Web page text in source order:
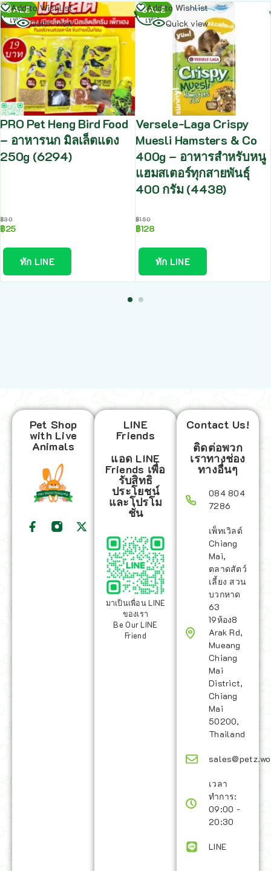
SALE
Add to Wishlist
Quick view
PRO Pet Heng Bird Food
– อาหารนก มิลเล็ตแดง
250g (6294)
฿30
฿25
ทัก LINE
อ่าน
เพิ่ม
SALE
Add to Wishlist
Quick view
Versele-Laga Crispy
Muesli Hamsters & Co
400g – อาหารสำหรับหนู
แฮมสเตอร์ทุกสายพันธุ์
400 กรัม (4438)
฿150
฿128
ทัก LINE
อ่าน
เพิ่ม
Pet Shop
with Live
Animals
LINE
Friends
แอด LINE
Friends เพื่อ
รับสิทธิ
ประโยชน์
และโปรโม
ชั่น
มาเป็นเพื่อน LINE
ของเรา
Be Our LINE
Friend
Contact Us!
ติดต่อพวก
เราทางช่อง
ทางอื่นๆ
084 804
7286
เพ็ทเวิลด์
Chiang
Mai,
ตลาดสัตว์
เลี้ยง สวน
บวกหาด
63
19ห้อง8
Arak Rd,
Mueang
Chiang
Mai
District,
Chiang
Mai
50200,
Thailand
เวลา
ทำการ:
09:00 -
20:30
LINE